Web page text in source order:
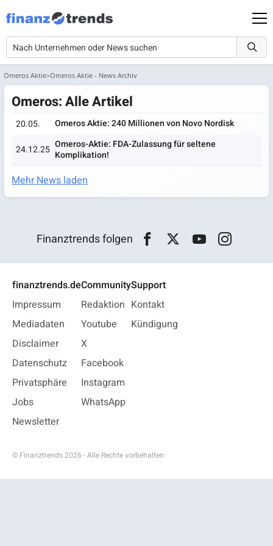
Omeros Aktie Omeros Aktie - News Archiv
Omeros: Alle Artikel
20.05. Omeros Aktie: 240 Millionen von Novo Nordisk
24.12.25 Omeros-Aktie: FDA-Zulassung für seltene
Komplikation!
Mehr News laden
Finanztrends folgen
finanztrends.de
Impressum
Mediadaten
Disclaimer
Datenschutz
Privatsphäre
Jobs
Newsletter
Community
Redaktion
Youtube
X
Facebook
Instagram
WhatsApp
Support
Kontakt
Kündigung
© Finanztrends 2026 - Alle Rechte vorbehalten